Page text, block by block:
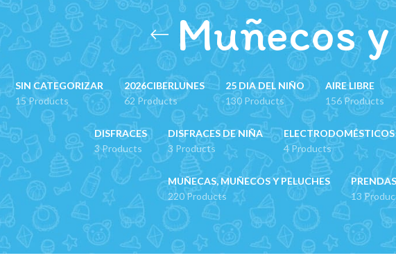
Muñecos
SIN CATEGORIZAR
15 Products
2026CIBERLUNES
62 Products
25 DIA DEL NIÑO
130 Products
AIRE LIBRE
156 Products
DISFRACES
3 Products
DISFRACES DE NIÑA
3 Products
ELECTRODOMÉSTICOS
4 Products
MUÑECAS, MUÑECOS Y PELUCHES
220 Products
13